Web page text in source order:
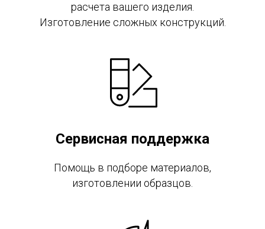
расчета вашего изделия.
Изготовление сложных конструкций.
Сервисная поддержка
Помощь в подборе материалов,
изготовлении образцов.